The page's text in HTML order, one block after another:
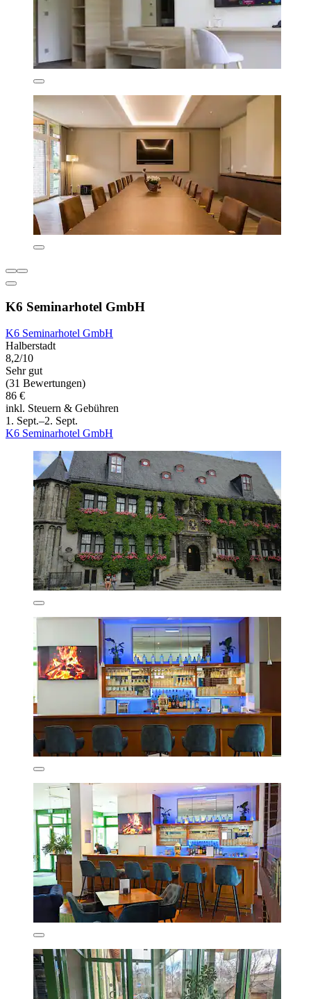
K6 Seminarhotel GmbH
K6 Seminarhotel GmbH
Halberstadt
8,2/10
Sehr gut
(31 Bewertungen)
86 €
inkl. Steuern & Gebühren
1. Sept.–2. Sept.
K6 Seminarhotel GmbH